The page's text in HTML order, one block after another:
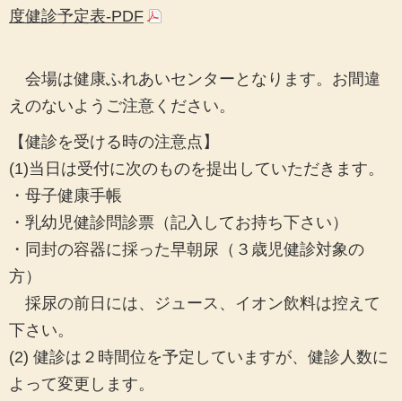
度健診予定表-PDF
会場は健康ふれあいセンターとなります。お間違
えのないようご注意ください。
【健診を受ける時の注意点】
(1)当日は受付に次のものを提出していただきます。
・母子健康手帳
・乳幼児健診問診票（記入してお持ち下さい）
・同封の容器に採った早朝尿（３歳児健診対象の
方）
採尿の前日には、ジュース、イオン飲料は控えて
下さい。
(2) 健診は２時間位を予定していますが、健診人数に
よって変更します。